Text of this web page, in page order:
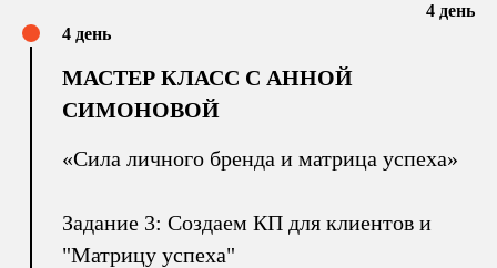
4 день
4 день
МАСТЕР КЛАСС С АННОЙ
СИМОНОВОЙ
«Сила личного бренда и матрица успеха»
Задание 3: Создаем КП для клиентов и
"Матрицу успеха"